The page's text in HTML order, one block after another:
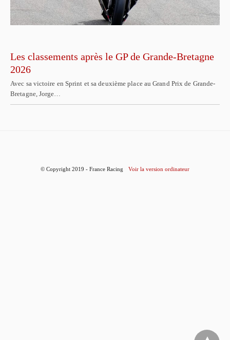
Les classements après le GP de Grande-Bretagne
2026
Avec sa victoire en Sprint et sa deuxième place au Grand Prix de Grande-
Bretagne, Jorge…
© Copyright 2019 - France Racing Voir la version ordinateur